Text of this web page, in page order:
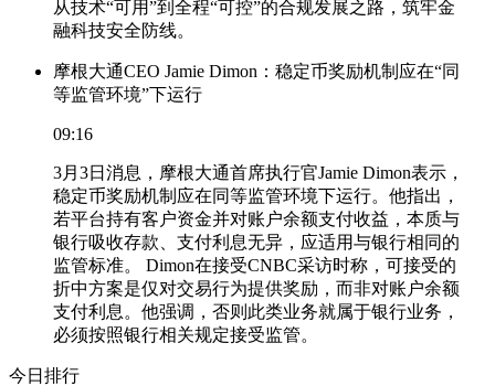
从技术“可用”到全程“可控”的合规发展之路，筑牢金
融科技安全防线。
摩根大通CEO Jamie Dimon：稳定币奖励机制应在“同
等监管环境”下运行
09:16
3月3日消息，摩根大通首席执行官Jamie Dimon表示，
稳定币奖励机制应在同等监管环境下运行。他指出，
若平台持有客户资金并对账户余额支付收益，本质与
银行吸收存款、支付利息无异，应适用与银行相同的
监管标准。 Dimon在接受CNBC采访时称，可接受的
折中方案是仅对交易行为提供奖励，而非对账户余额
支付利息。他强调，否则此类业务就属于银行业务，
必须按照银行相关规定接受监管。
今日排行